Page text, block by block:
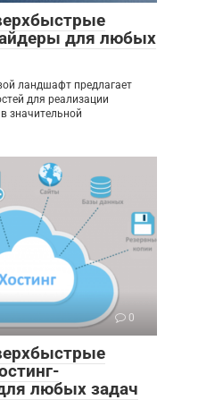
для любых
ландшафт предлагает
для реализации
значительной
0
любых задач